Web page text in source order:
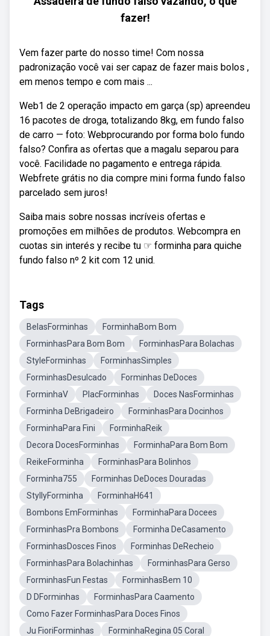
fazer!
Vem fazer parte do nosso time! Com nossa
padronização você vai ser capaz de fazer mais bolos ,
em menos tempo e com mais ...
Web1 de 2 operação impacto em garça (sp) apreendeu
16 pacotes de droga, totalizando 8kg, em fundo falso
de carro — foto: Webprocurando por forma bolo fundo
falso? Confira as ofertas que a magalu separou para
você. Facilidade no pagamento e entrega rápida.
Webfrete grátis no dia compre mini forma fundo falso
parcelado sem juros!
Saiba mais sobre nossas incríveis ofertas e
promoções em milhões de produtos. Webcompra en
cuotas sin interés y recibe tu ☞ forminha para quiche
fundo falso nº 2 kit com 12 unid.
Tags
BelasForminhas
ForminhaBom Bom
ForminhasPara Bom Bom
ForminhasPara Bolachas
StyleForminhas
ForminhasSimples
ForminhasDesulcado
Forminhas DeDoces
ForminhaV
PlacForminhas
Doces NasForminhas
Forminha DeBrigadeiro
ForminhasPara Docinhos
ForminhaPara Fini
ForminhaReik
Decora DocesForminhas
ForminhaPara Bom Bom
ReikeForminha
ForminhasPara Bolinhos
Forminha755
Forminhas DeDoces Douradas
StyllyForminha
ForminhaH641
Bombons EmForminhas
ForminhaPara Docees
ForminhasPra Bombons
Forminha DeCasamento
ForminhasDosces Finos
Forminhas DeRecheio
ForminhasPara Bolachinhas
ForminhasPara Gerso
ForminhasFun Festas
ForminhasBem 10
D DForminhas
ForminhasPara Caamento
Como Fazer ForminhasPara Doces Finos
Ju FioriForminhas
ForminhaRegina 05 Coral